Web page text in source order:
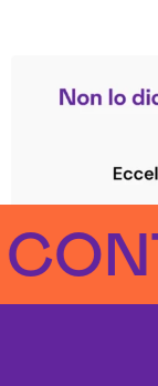
Trustpilot